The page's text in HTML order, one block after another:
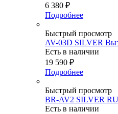
6 380 ₽
Подробнее
Быстрый просмотр
AV-03D SILVER
Есть в наличии
19 590 ₽
Подробнее
Быстрый просмотр
BR-AV2 SILVER
Есть в наличии